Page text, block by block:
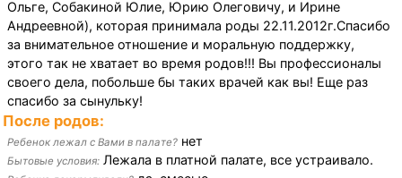
Ольге, Собакиной Юлие, Юрию Олеговичу, и Ирине
Андреевной), которая принимала роды 22.11.2012г.Спасибо
за внимательное отношение и моральную поддержку,
этого так не хватает во время родов!!! Вы профессионалы
своего дела, побольше бы таких врачей как вы! Еще раз
спасибо за сынульку!
После родов:
Ребенок лежал с Вами в палате? нет
Бытовые условия: Лежала в платной палате, все устраивало.